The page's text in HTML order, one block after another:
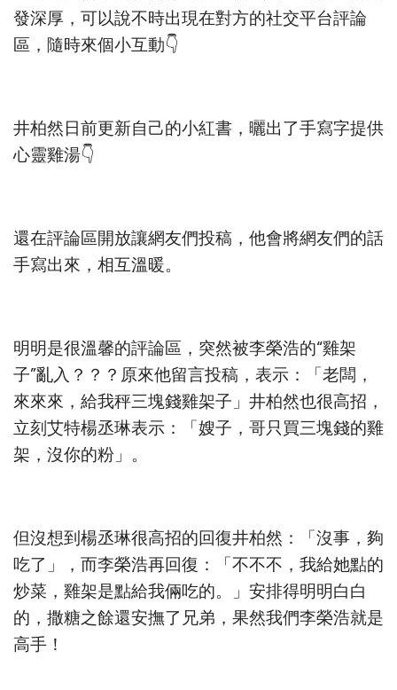
發深厚，可以說不時出現在對方的社交平台評論
區，隨時來個小互動👇
井柏然日前更新自己的小紅書，曬出了手寫字提供
心靈雞湯👇
還在評論區開放讓網友們投稿，他會將網友們的話
手寫出來，相互溫暖。
明明是很溫馨的評論區，突然被李榮浩的“雞架
子”亂入？？？原來他留言投稿，表示：「老闆，
來來來，給我秤三塊錢雞架子」井柏然也很高招，
立刻艾特楊丞琳表示：「嫂子，哥只買三塊錢的雞
架，沒你的粉」。
但沒想到楊丞琳很高招的回復井柏然：「沒事，夠
吃了」，而李榮浩再回復：「不不不，我給她點的
炒菜，雞架是點給我倆吃的。」安排得明明白白
的，撒糖之餘還安撫了兄弟，果然我們李榮浩就是
高手！